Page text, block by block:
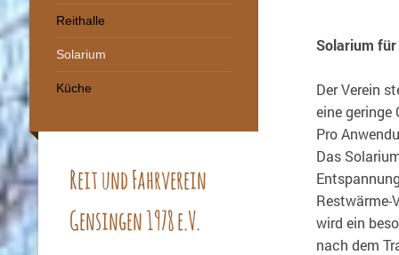
Solarium
Der Verein
eine geringe
Pro
Das
Restwärme-
wird ein
nach dem
Reithalle
Solarium
Küche
Reit und Fahrverein
Gensingen 1978 e.V.